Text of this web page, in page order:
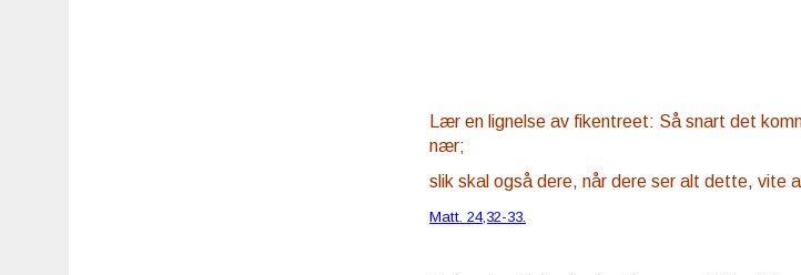
Lær en lignelse av fikentreet: Så snart det
nær;
slik skal også dere, når dere ser alt dette, vite
Matt. 24,32-33.